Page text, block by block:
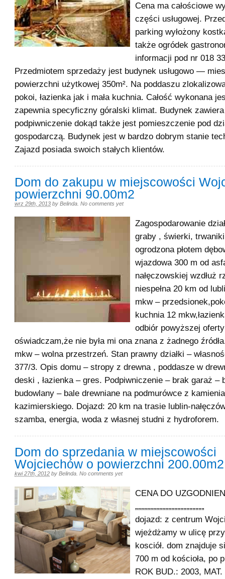
Cena ma całościowe
części usługowej.
parking wyłożony
także ogródek
informacji pod nr 018
Przedmiotem sprzedaży jest budynek usługowo —
powierzchni użytkowej 350m². Na poddaszu
pokoi, łazienka jak i mała kuchnia. Całość wykonana
zapewnia specyficzny góralski klimat. Budynek zawiera
podpiwniczenie dokąd także jest pomieszczenie pod
gospodarczą. Budynek jest w bardzo dobrym stanie
Zajazd posiada swoich stałych klientów.
Dom do zakupu w miejscowości
powierzchni 90.00m2
wrz 29th, 2013 by Belinda No comments yet
Zagospodarowanie
graby , świerki,
ogrodzona płotem
wjazdowa 300 m od
nałęczowskiej wzdłuż
niespełna 20 km od
mkw –
kuchnia 12
odbiór powyższej
oświadczam,że nie była mi ona znana z żadnego
mkw – wolna przestrzeń. Stan prawny działki –
377/3. Opis domu – stropy z drewna , poddasze w
deski , łazienka – gres. Podpiwniczenie – brak garaż –
budowlany – bale drewniane na podmurówce z kamienia
kazimierskiego. Dojazd: 20 km na trasie lublin-
szamba, energia, woda z własnej studni z hydroforem.
Dom do sprzedania w miejscowości
Wojciechów o powierzchni 200.00m2
kwi 27th, 2012 by Belinda No comments yet
CENA DO
„„„„„„„„„„„„„„„„„„„„„„„
dojazd: z centrum
wjeżdżamy w ulicę
kosciół. dom znajduje
700 m od kościoła, po
ROK BUD.: 2003,